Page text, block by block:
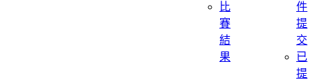
比
賽
結
果
件
提
交
已
提